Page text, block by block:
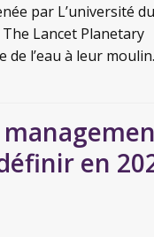
par L’université du
Lancet Planetary
l’eau à leur moulin.
en